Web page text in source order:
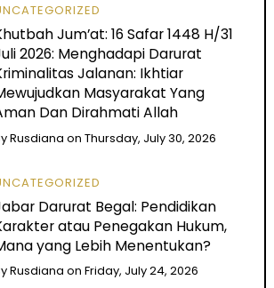
Jum’at: 16 Safar 1448 H/31
2026: Menghadapi Darurat
Jalanan: Ikhtiar
Masyarakat Yang
Dan Dirahmati Allah
Rusdiana onThursday, July 30, 2026
Darurat Begal: Pendidikan
atau Penegakan Hukum,
yang Lebih Menentukan?
Rusdiana onFriday, July 24, 2026